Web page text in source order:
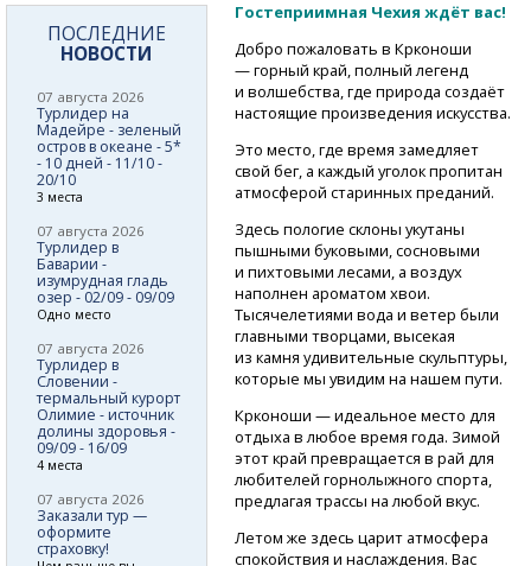
Гостеприимная Чехия ждёт вас!
Добро пожаловать в Крконоши
— горный край, полный легенд
и волшебства, где природа создаёт
настоящие произведения искусства.
Это место, где время замедляет
свой бег, а каждый уголок пропитан
атмосферой старинных преданий.
Здесь пологие склоны укутаны
пышными буковыми, сосновыми
и пихтовыми лесами, а воздух
наполнен ароматом хвои.
Тысячелетиями вода и ветер были
главными творцами, высекая
из камня удивительные скульптуры,
которые мы увидим на нашем пути.
Крконоши — идеальное место для
отдыха в любое время года. Зимой
этот край превращается в рай для
любителей горнолыжного спорта,
предлагая трассы на любой вкус.
Летом же здесь царит атмосфера
спокойствия и наслаждения. Вас
ПОСЛЕДНИЕ
НОВОСТИ
07 августа 2026
Турлидер на
Мадейре - зеленый
остров в океане - 5*
- 10 дней - 11/10 -
20/10
3 места
07 августа 2026
Турлидер в
Баварии -
изумрудная гладь
озер - 02/09 - 09/09
Одно место
07 августа 2026
Турлидер в
Словении -
термальный курорт
Олимие - источник
долины здоровья -
09/09 - 16/09
4 места
07 августа 2026
Заказали тур —
оформите
страховку!